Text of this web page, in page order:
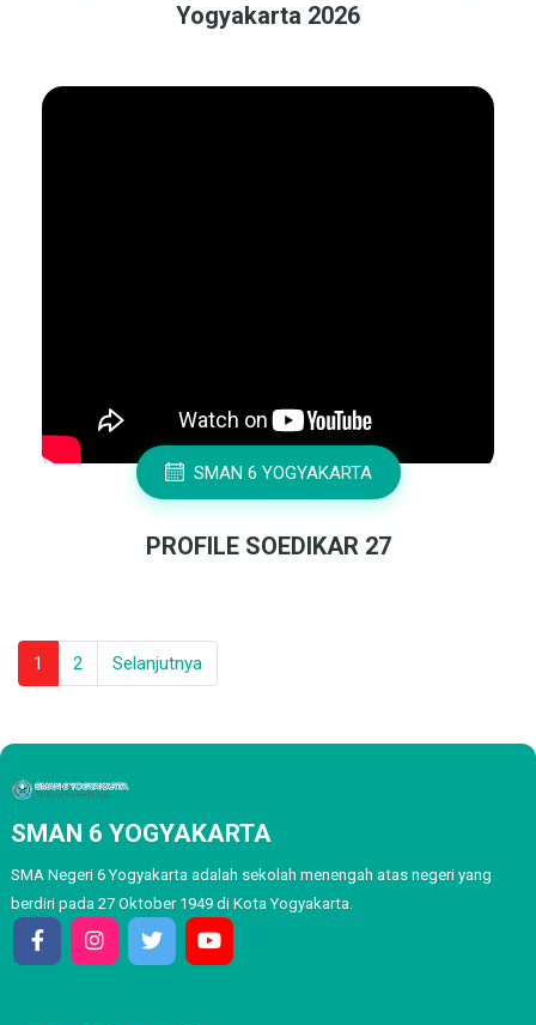
Yogyakarta 2026
SMAN 6 YOGYAKARTA
PROFILE SOEDIKAR 27
1 2 Selanjutnya
SMAN 6 YOGYAKARTA
SMA Negeri 6 Yogyakarta adalah sekolah menengah atas negeri yang
berdiri pada 27 Oktober 1949 di Kota Yogyakarta.